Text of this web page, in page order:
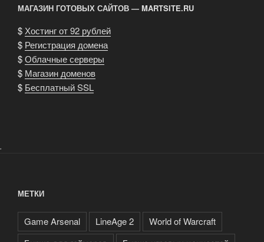
МАГАЗИН ГОТОВЫХ САЙТОВ — MARTSITE.RU
$Хостинг от 92 рублей
$ Регистрация домена
$Облачные серверы
$ Магазин доменов
$ Бесплатный SSL
.
МЕТКИ
Game Arsenal LineAge 2
World of Warcraft